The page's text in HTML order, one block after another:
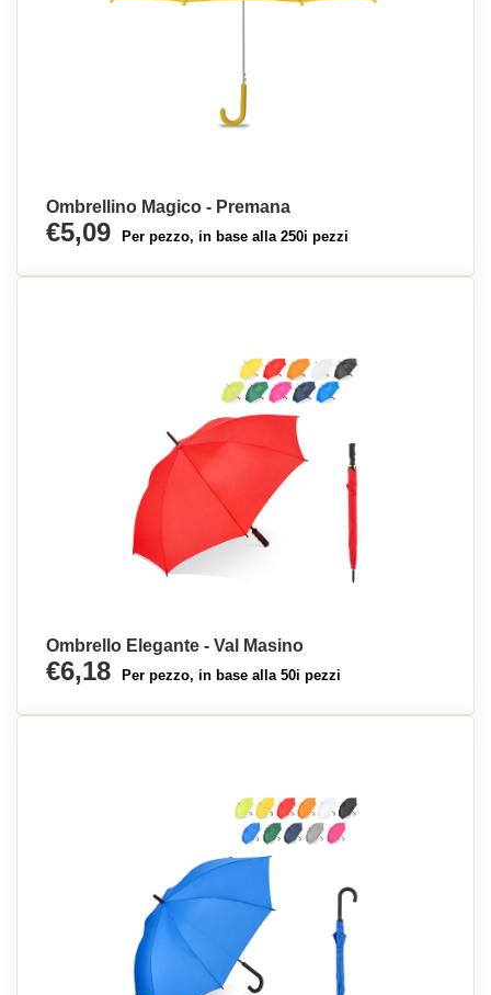
Ombrellino Magico - Premana
€5,09 Per pezzo, in base alla 250i pezzi
Ombrello Elegante - Val Masino
€6,18 Per pezzo, in base alla 50i pezzi